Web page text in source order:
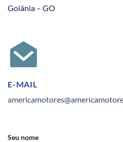
Goiânia – GO
E-MAIL
Seu nome